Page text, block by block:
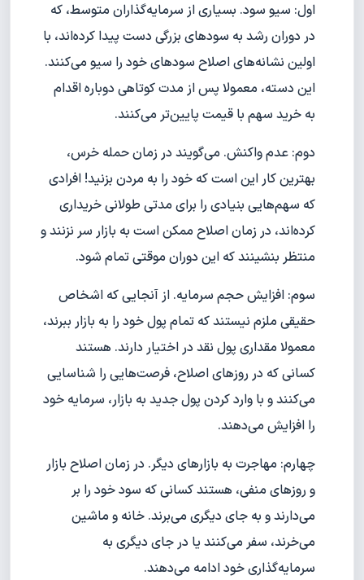
اول: سیو سود. بسیاری از سرمایه‌گذاران متوسط، که
در دوران رشد به سودهای بزرگی دست پیدا کرده‌اند، با
اولین نشانه‌های اصلاح سودهای خود را سیو می‌کنند.
این دسته، معمولا پس از مدت کوتاهی دوباره اقدام
به خرید سهم با قیمت پایین‌تر می‌کنند.
دوم: عدم واکنش. می‌گویند در زمان حمله خرس،
بهترین کار این است که خود را به مردن بزنید! افرادی
که سهم‌هایی بنیادی را برای مدتی طولانی خریداری
کرده‌اند، در زمان اصلاح ممکن است به بازار سر نزنند و
منتظر بنشینند که این دوران موقتی تمام شود.
سوم: افزایش حجم سرمایه. از آنجایی که اشخاص
حقیقی ملزم نیستند که تمام پول خود را به بازار ببرند،
معمولا مقداری پول نقد در اختیار دارند. هستند
کسانی که در روزهای اصلاح، فرصت‌هایی را شناسایی
می‌کنند و با وارد کردن پول جدید به بازار، سرمایه خود
را افزایش می‌دهند.
چهارم: مهاجرت به بازارهای دیگر. در زمان اصلاح بازار
و روزهای منفی، هستند کسانی که سود خود را بر
می‌دارند و به جای دیگری می‌برند. خانه و ماشین
می‌خرند، سفر می‌کنند یا در جای دیگری به
سرمایه‌گذاری خود ادامه می‌دهند.